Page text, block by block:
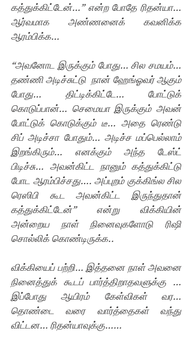
கத்துக்கிட்டேன்…” என்ற போதே ரிதன்யா…
ஆர்வமாக அண்ணனைக் கவனிக்க
ஆரம்பிக்க…
“அவனோட இருக்கும் போது… சில சமயம்…
தண்ணி அடிச்சுட்டு  நான் ஹேங்ஓவர் ஆகும்
போது… திட்டிக்கிட்டே… போட்டுக்
கொடுப்பான்… செமையா இருக்கும் அவன்
போட்டுக் கொடுக்கும் டீ… அதை ரெண்டு
சிப் அடிச்சா போதும்… அடிச்ச மப்பெல்லாம்
இறங்கிரும்… எனக்கும் அந்த டேஸ்ட்
பிடிச்சு… அவன்கிட்ட நானும் கத்துக்கிட்டு
போட ஆரம்பிச்சது…. அப்புறம் குக்கிங்ல சில
ரெஸிபி கூட அவன்கிட்ட இருந்துதான்
கத்துக்கிட்டேன்” என்று விக்கியின்
அன்றைய நாள் நினைவுகளோடு ரிஷி
சொல்லிக் கொண்டிருக்க..
விக்கியைப் பற்றி… இத்தனை நாள் அவனை
நினைத்துக் கூடப் பார்த்திறாதவளுக்கு …
இப்போது ஆயிரம் கேள்விகள் வர…
தொண்டை வரை வார்த்தைகள் வந்து
விட்டன… ரிதன்யாவுக்கு……